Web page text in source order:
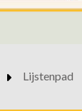
Lijstenpad